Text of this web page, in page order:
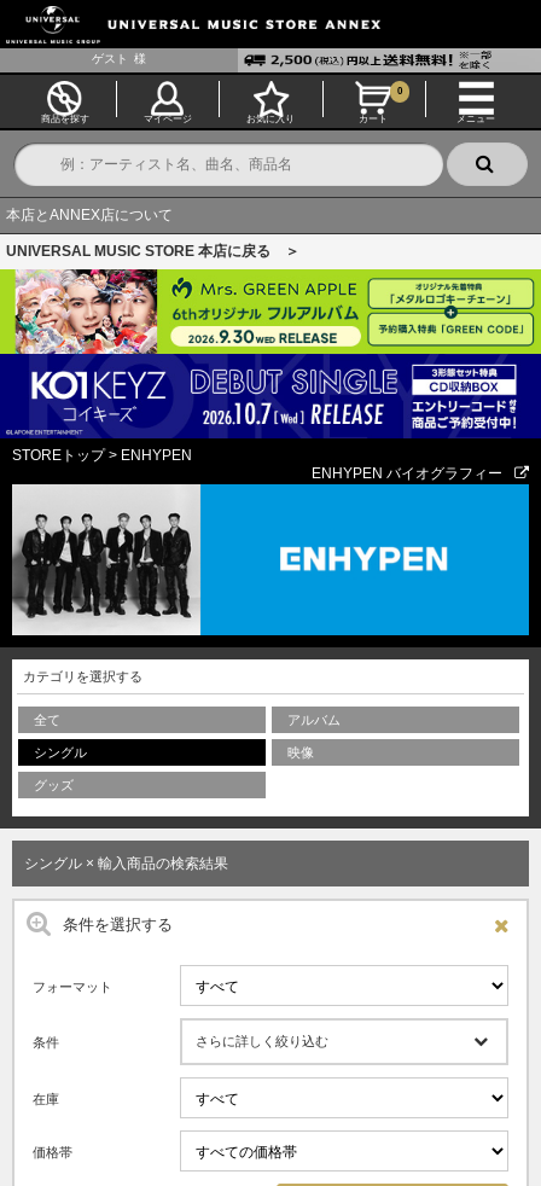
ゲスト 様
商品を探す マイページ お気に入り カート
0
メニュー
本店とANNEX店について
UNIVERSAL MUSIC STORE 本店に戻る ＞
STOREトップ> ENHYPEN
ENHYPEN バイオグラフィー
カテゴリを選択する
全て アルバム
シングル 映像
グッズ
シングル × 輸入商品の検索結果
条件を選択する
フォーマット
条件 さらに詳しく絞り込む
在庫
価格帯